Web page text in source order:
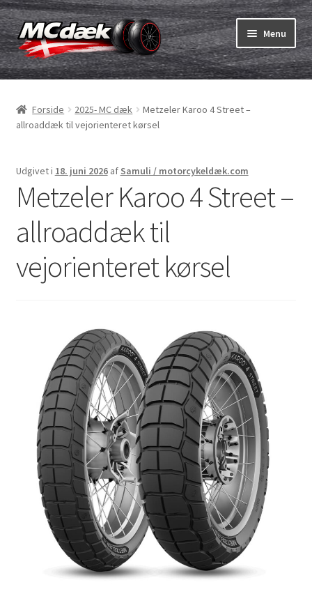
Spring
til
navigation
Spring
til
indhold
Menu
Dæk
Udfold
Slanger & fælgband
Dæk ABC
MC dæk test
Mærker
Forside 2025- MC dæk
Metzeler Karoo 4 Street –
allroaddæk til vejorienteret kørsel
Udgivet i 18. juni 2026 af Samuli / motorcykeldæk.com
Metzeler Karoo 4 Street –
allroaddæk til
vejorienteret kørsel